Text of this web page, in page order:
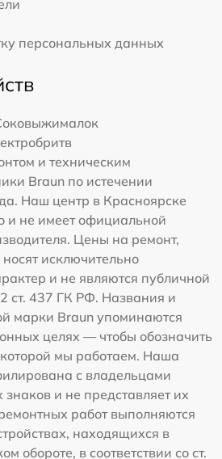
персональных данных
и техническим
Braun по истечении
Наш центр в Красноярске
и не имеет официальной
Цены на ремонт,
исключительно
и не являются публичной
ст. 437 ГК РФ. Названия и
марки Braun упоминаются
целях — чтобы обозначить
мы работаем. Наша
с владельцами
и не представляет их
работ выполняются
находящихся в
обороте, в соответствии со ст.